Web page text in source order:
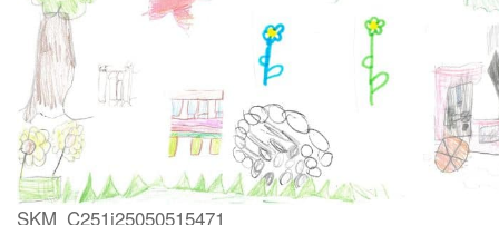
SKM_C251i25050515471